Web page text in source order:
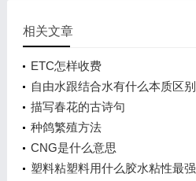
相关文章
ETC怎样收费
自由水跟结合水有什么本质区别
描写春花的古诗句
种鸽繁殖方法
CNG是什么意思
塑料粘塑料用什么胶水粘性最强